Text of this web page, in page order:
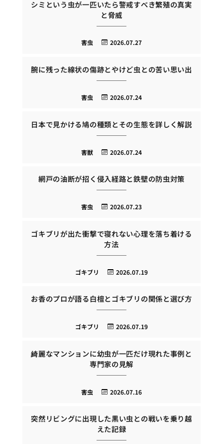
シミという虫が一匹いたら警戒すべき繁殖の真実
と脅威
2026.07.27
害虫
腕に残った線状の傷跡とやけど虫との苦い思い出
2026.07.24
害虫
日本で見かける鳩の種類とその生態を詳しく解説
2026.07.24
害獣
網戸の油断が招く侵入経路と鉄壁の防虫対策
2026.07.23
害虫
ゴキブリが出た衝撃で寝れない心理を落ち着ける
方法
2026.07.19
ゴキブリ
お香のプロが語る白檀とゴキブリの関係と選び方
2026.07.19
ゴキブリ
綺麗なマンションに幼虫が一匹だけ現れた事例と
専門家の見解
2026.07.16
害虫
突然リビングに出現した黒い虫との戦いを乗り越
えた記録